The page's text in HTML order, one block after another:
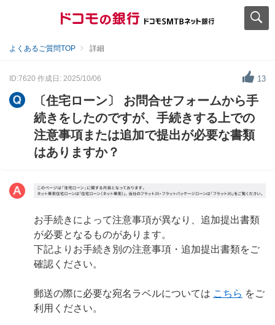
よくあるご質問TOP 詳細
ID:7620 作成日: 2025/10/06 13
〔住宅ローン〕 お問合せフォームから手
続きをしたのですが、手続きする上での
注意事項または追加で提出が必要な書類
はありますか？
お手続きによって注意事項が異なり、追加提出書類
が必要となるものがあります。
下記よりお手続き別の注意事項・追加提出書類をご
確認ください。
郵送の際に必要な宛名ラベルについては こちら をご
利用ください。